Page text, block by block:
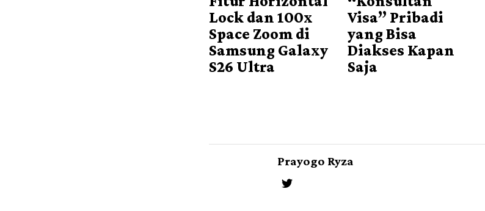
Lock dan 100x
Space Zoom di
Samsung Galaxy
S26 Ultra
Visa” Pribadi
yang Bisa
Diakses Kapan
Saja
Prayogo Ryza